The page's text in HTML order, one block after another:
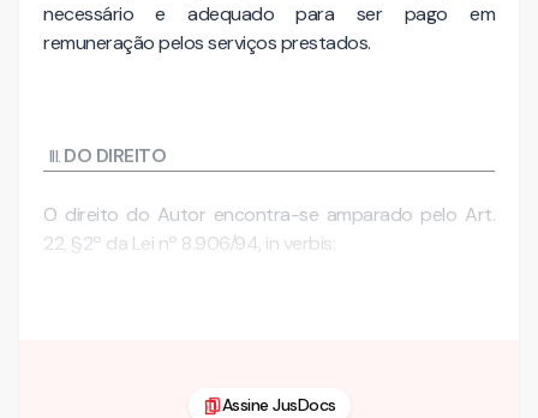
necessário e adequado para ser pago em
remuneração pelos serviços prestados.
DO DIREITO
O direito do Autor encontra-se amparado pelo Art.
22, §2º da Lei nº 8.906/94, in verbis:
Assine JusDocs